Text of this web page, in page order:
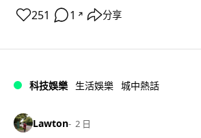
251 1 ↗ 分享
科技娛樂 生活娛樂 城中熱話
Lawton 2 日